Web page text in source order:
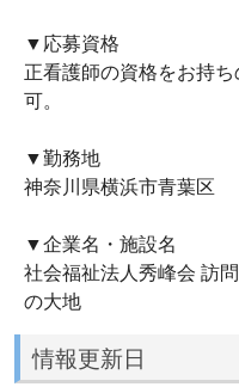
▼応募資格
正看護師の資格をお持
可。
▼勤務地
神奈川県横浜市青葉区
▼企業名・施設名
社会福祉法人秀峰会 訪
の大地
情報更新日